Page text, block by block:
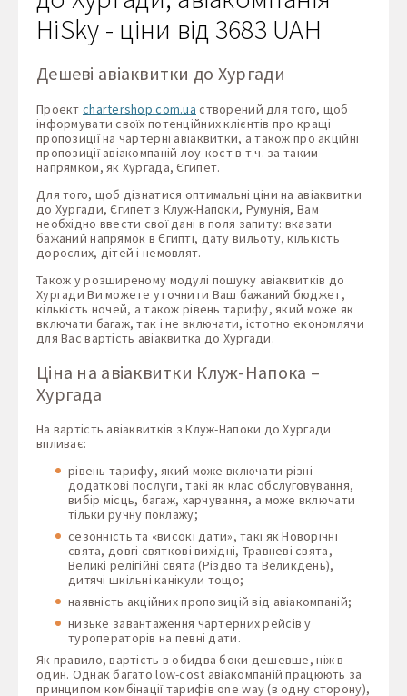
HiSky - ціни від 3683 UAH
Дешеві авіаквитки до Хургади
Проект chartershop.com.ua створений для того, щоб
інформувати своїх потенційних клієнтів про кращі
пропозиції на чартерні авіаквитки, а також про акційні
пропозиції авіакомпаній лоу-кост в т.ч. за таким
напрямком, як Хургада, Єгипет.
Для того, щоб дізнатися оптимальні ціни на авіаквитки
до Хургади, Єгипет з Клуж-Напоки, Румунія, Вам
необхідно ввести свої дані в поля запиту: вказати
бажаний напрямок в Єгипті, дату вильоту, кількість
дорослих, дітей і немовлят.
Також у розширеному модулі пошуку авіаквитків до
Хургади Ви можете уточнити Ваш бажаний бюджет,
кількість ночей, а також рівень тарифу, який може як
включати багаж, так і не включати, істотно економлячи
для Вас вартість авіаквитка до Хургади.
Ціна на авіаквитки Клуж-Напока –
Хургада
На вартість авіаквитків з Клуж-Напоки до Хургади
впливає:
рівень тарифу, який може включати різні
додаткові послуги, такі як клас обслуговування,
вибір місць, багаж, харчування, а може включати
тільки ручну поклажу;
сезонність та «високі дати», такі як Новорічні
свята, довгі святкові вихідні, Травневі свята,
Великі релігійні свята (Різдво та Великдень),
дитячі шкільні канікули тощо;
наявність акційних пропозицій від авіакомпаній;
низьке завантаження чартерних рейсів у
туроператорів на певні дати.
Як правило, вартість в обидва боки дешевше, ніж в
один. Однак багато low-cost авіакомпаній працюють за
принципом комбінації тарифів one way (в одну сторону),